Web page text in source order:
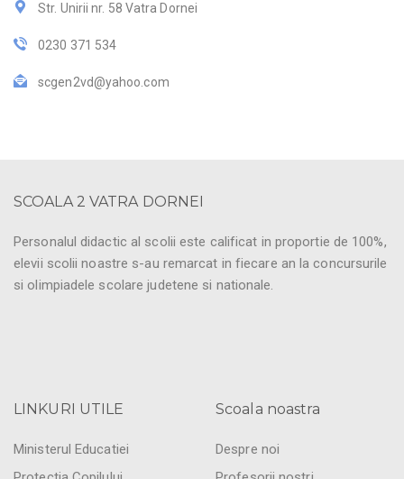
Str. Unirii nr. 58 Vatra Dornei
0230 371 534
scgen2vd@yahoo.com
SCOALA 2 VATRA DORNEI
Personalul didactic al scolii este calificat in proportie de 100%,
elevii scolii noastre s-au remarcat in fiecare an la concursurile
si olimpiadele scolare judetene si nationale.
LINKURI UTILE
Ministerul Educatiei
Scoala noastra
Despre noi